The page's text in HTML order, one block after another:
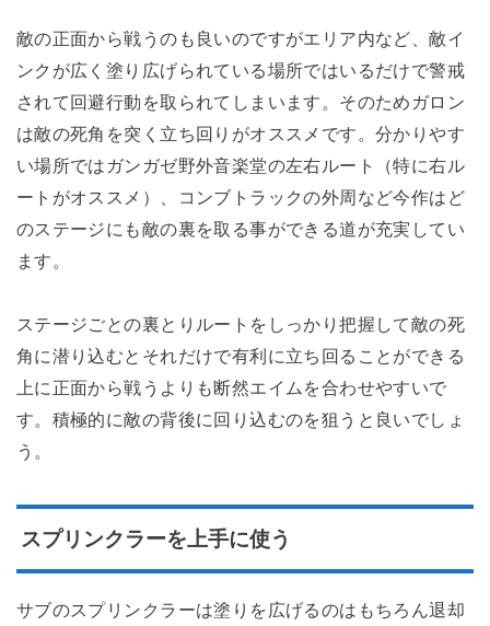
敵の正面から戦うのも良いのですがエリア内など、敵イ
ンクが広く塗り広げられている場所ではいるだけで警戒
されて回避行動を取られてしまいます。そのためガロン
は敵の死角を突く立ち回りがオススメです。分かりやす
い場所ではガンガゼ野外音楽堂の左右ルート（特に右ル
ートがオススメ）、コンブトラックの外周など今作はど
のステージにも敵の裏を取る事ができる道が充実してい
ます。
ステージごとの裏とりルートをしっかり把握して敵の死
角に潜り込むとそれだけで有利に立ち回ることができる
上に正面から戦うよりも断然エイムを合わせやすいで
す。積極的に敵の背後に回り込むのを狙うと良いでしょ
う。
スプリンクラーを上手に使う
サブのスプリンクラーは塗りを広げるのはもちろん退却